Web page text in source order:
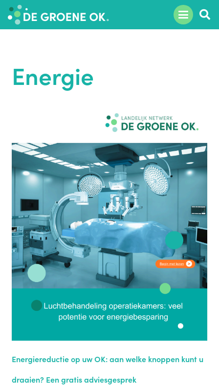
Energie
Energiereductie op uw OK: aan welke knoppen kunt u
draaien? Een gratis adviesgesprek